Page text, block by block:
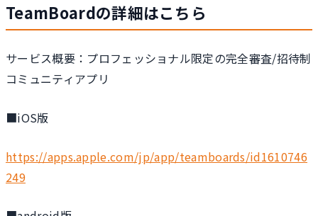
TeamBoardの詳細はこちら
サービス概要：プロフェッショナル限定の完全審査/招待制
コミュニティアプリ
■iOS版
https://apps.apple.com/jp/app/teamboards/id1610746
249